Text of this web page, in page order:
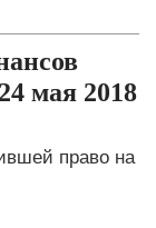
мая 2018
право на